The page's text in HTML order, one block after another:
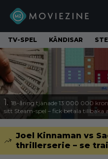
TV-SPEL KÄNDISAR
1. 18-åring tjänade 13 000 000
sitt Steam-spel – fick betala tillbaka
Joel Kinnaman vs
thrillerserie – se